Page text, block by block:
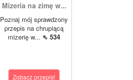
Mizeria na zimę w...
Poznaj mój sprawdzony
przepis na chrupiącą
mizerię w... ⇖ 534
Zobacz przepis!